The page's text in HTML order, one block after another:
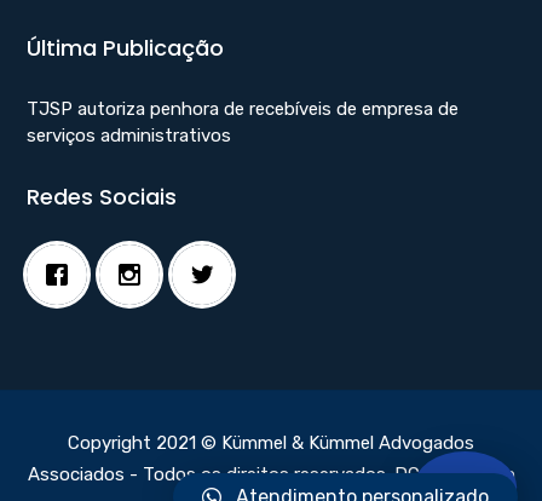
Última Publicação
TJSP autoriza penhora de recebíveis de empresa de
serviços administrativos
Redes Sociais
Copyright 2021 © Kümmel & Kümmel Advogados
Associados - Todos os direitos reservados.DC Webdesign